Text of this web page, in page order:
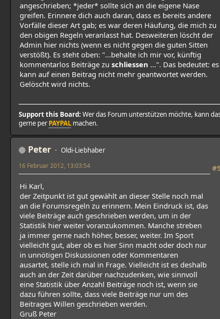
angeschrieben; *jeder* sollte sich an die eigene Nase
greifen. Erinnere dich auch daran, dass es bereits andere
Vorfälle dieser Art gab; es war deren Häufung, die mich zu
den obigen Regeln veranlasst hat. Desweiteren löscht der
Admin hier nichts (wenn es nicht gegen die guten Sitten
verstößt). Es steht oben: "...behalte ich mir vor, künftig
kommentarlos Beiträge zu schliessen ...". Das bedeutet: es
kann auf einen Beitrag nicht mehr geantwortet werden.
Gelöscht wird nichts.
Support this Board: Wer das Forum unterstützen möchte, kann
gerne perPAYPAL machen.
Peter Oldi-Liebhaber
16 Februar 2012, 13:03:54
Hi Karl,
der Zeitpunkt ist gut gewählt an dieser Stelle noch mal
an die Forumsregeln zu erinnern. Mein Eindruck ist, das
viele Beiträge auch geschrieben werden, um in der
Statistik hier weiter voranzukommen. Manche streben
ja immer gerne nach höher, besser, weiter. Im Sport
vielleicht gut, aber ob es hier Sinn macht oder doch nur
in unnötigen Diskussionen oder Kommentaren
ausartet, stelle ich mal in Frage. Vielleicht ist es deshalb
auch an der Zeit darüber nachzudenken, wie sinnvoll
eine Statistik über Anzahl Beiträge noch ist, wenn sie
dazu führen sollte, dass viele Beiträge nur um des
Beitrages Willen geschrieben werden.
Gruß Peter